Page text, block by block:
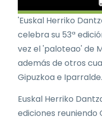
'Euskal Herriko
celebra su 53ª
vez el 'paloteao' de
además de otros
Gipuzkoa e Iparralde.
Euskal Herriko
ediciones reuniendo